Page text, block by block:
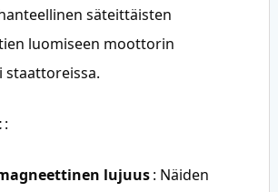
säteittäisten
luomiseen moottorin
:
lujuus: Näiden